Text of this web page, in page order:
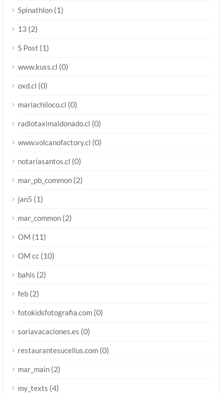
Spinathlon (1)
13 (2)
S Post (1)
www.kuss.cl (0)
oxd.cl (0)
mariachiloco.cl (0)
radiotaximaldonado.cl (0)
www.volcanofactory.cl (0)
notariasantos.cl (0)
mar_pb_common (2)
jan5 (1)
mar_common (2)
OM (11)
OM cc (10)
bahis (2)
feb (2)
fotokidsfotografia.com (0)
soriavacaciones.es (0)
restaurantesucellus.com (0)
mar_main (2)
my_texts (4)